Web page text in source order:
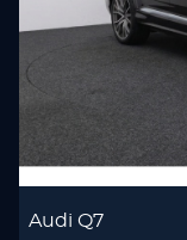
Audi Q7